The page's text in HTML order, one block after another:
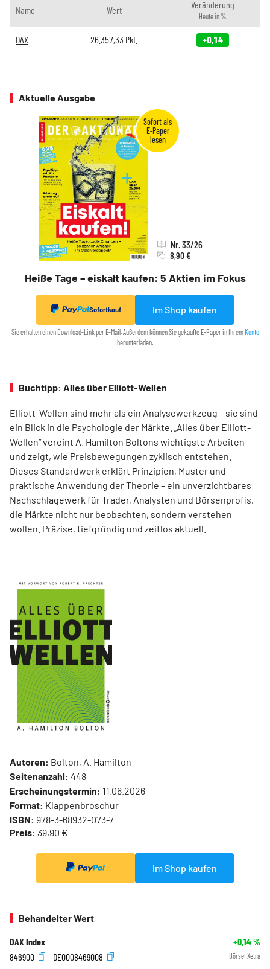
Name Wert Veränderung
Heute in %
DAX 26.357,33 Pkt. +0,14
Aktuelle Ausgabe
Heiße Tage – eiskalt kaufen: 5 Aktien im Fokus
Nr. 33/26
8,90 €
Sofortkauf Im Shop kaufen
Sie erhalten einen Download-Link per E-Mail. Außerdem können Sie gekaufte E-Paper in Ihrem Konto
herunterladen.
Buchtipp: Alles über Elliott-Wellen
Elliott-Wellen sind mehr als ein Analysewerkzeug – sie sind
ein Blick in die Psychologie der Märkte. „Alles über Elliott-
Wellen“ vereint A. Hamilton Boltons wichtigste Arbeiten
und zeigt, wie Preisbewegungen zyklisch entstehen.
Dieses Standardwerk erklärt Prinzipien, Muster und
praktische Anwendung der Theorie – ein unverzichtbares
Nachschlagewerk für Trader, Analysten und Börsenprofis,
die Märkte nicht nur beobachten, sondern verstehen
wollen. Präzise, tiefgründig und zeitlos aktuell.
Autoren: Bolton, A. Hamilton
Seitenanzahl: 448
Erscheinungstermin: 11.06.2026
Format: Klappenbroschur
ISBN: 978-3-68932-073-7
Preis: 39,90 €
Im Shop kaufen
Behandelter Wert
DAX Index +0,14%
846900
DE0008469008 Börse: Xetra